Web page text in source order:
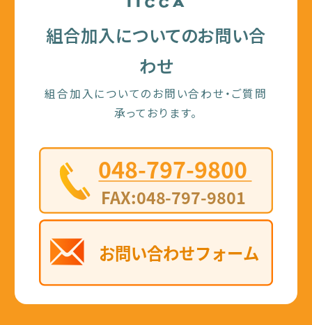
組合加入についてのお問い合
わせ
組合加入についてのお問い合わせ・ご質問
承っております。